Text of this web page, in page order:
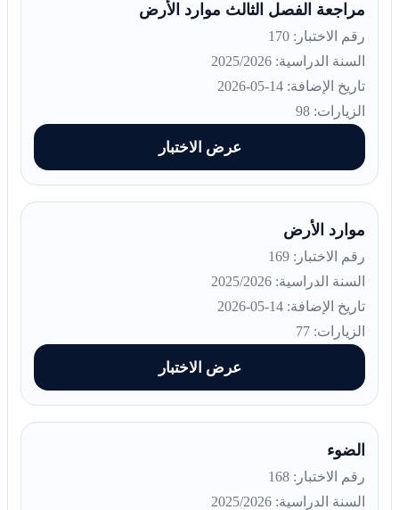
مراجعة الفصل الثالث موارد الأرض
رقم الاختبار: 170
السنة الدراسية: 2025/2026
تاريخ الإضافة: 14-05-2026
الزيارات: 98
عرض الاختبار
موارد الأرض
رقم الاختبار: 169
السنة الدراسية: 2025/2026
تاريخ الإضافة: 14-05-2026
الزيارات: 77
عرض الاختبار
الضوء
رقم الاختبار: 168
السنة الدراسية: 2025/2026